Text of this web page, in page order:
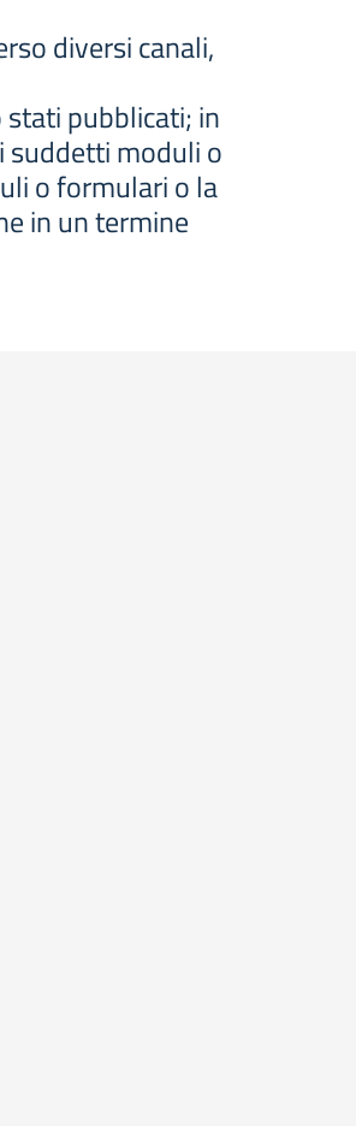
diversi canali,
pubblicati; in
suddetti moduli o
o formulari o la
in un termine